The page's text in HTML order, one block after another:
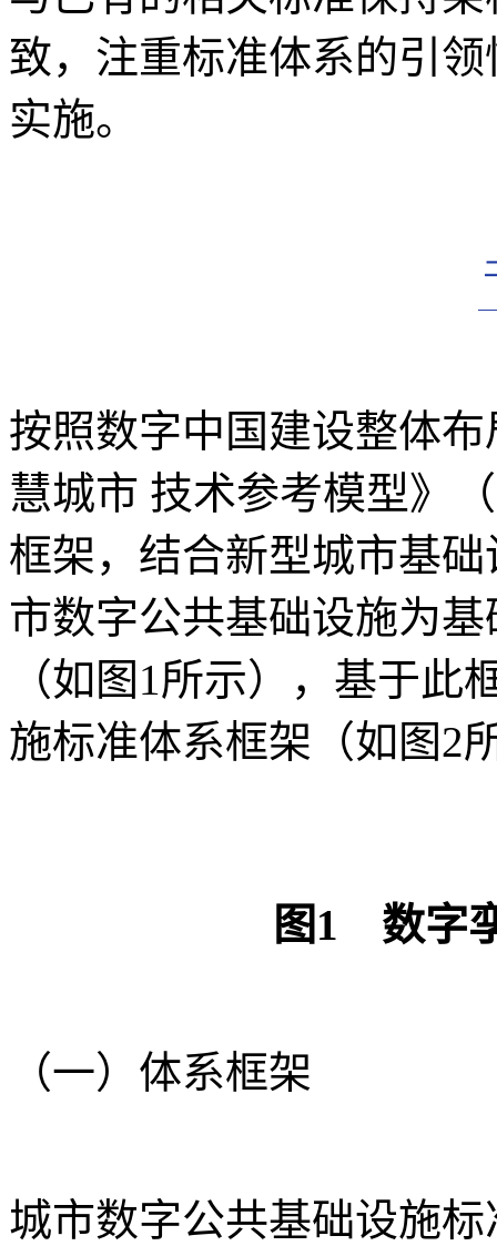
致，注重标准体系的引
实施。
按照数字中国建设整体
慧城市 技术参考模型》
框架，结合新型城市基
市数字公共基础设施为
（如图1所示），基于
施标准体系框架（如图2
图1 数字
（一）体系框架
城市数字公共基础设施